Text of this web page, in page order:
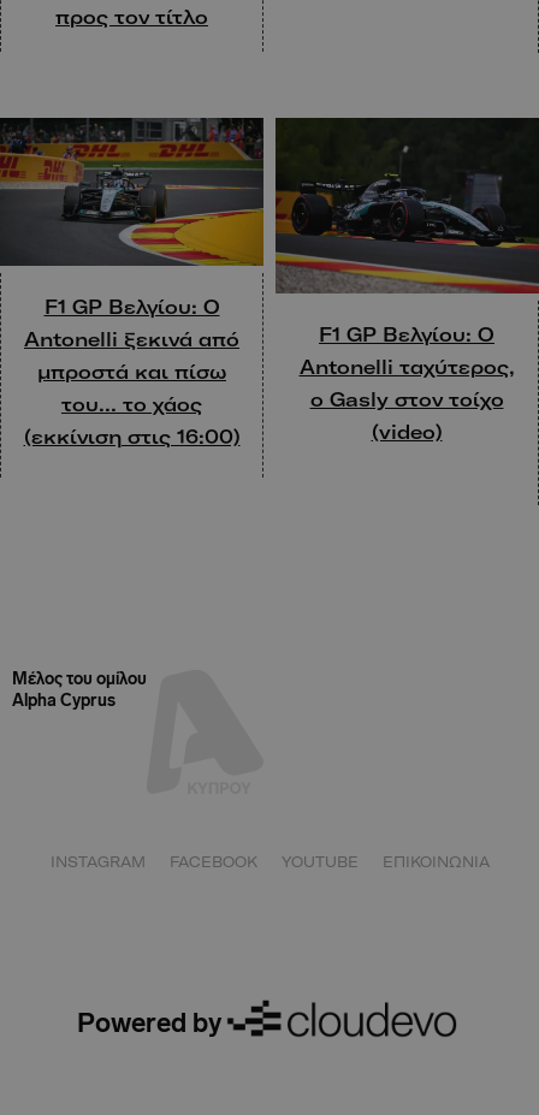
προς τον τίτλο
F1 GP Βελγίου: O
Antonelli ξεκινά από
μπροστά και πίσω
του… το χάος
(εκκίνιση στις 16:00)
F1 GP Βελγίου: Ο
Antonelli ταχύτερος,
ο Gasly στον τοίχο
(video)
Μέλος του ομίλου
Alpha Cyprus
Powered by
INSTAGRAM FACEBOOK YOUTUBE ΕΠΙΚΟΙΝΩΝΙΑ